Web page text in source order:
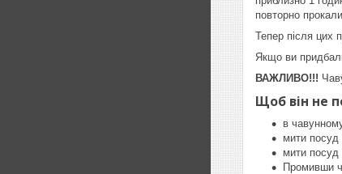
повторно
Тепер після цих
Якщо ви
ВАЖЛИВО!!!
Щоб він не
в
мити посуд
мити посуд
Промивши